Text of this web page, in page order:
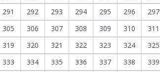
291
292 293 294 295 296 297
305
306 307 308 309 310 311
319
320 321 322 323 324 325
333
334 335 336 337 338 339